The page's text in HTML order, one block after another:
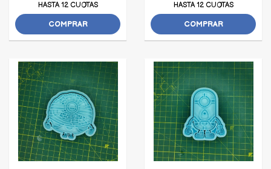
HASTA 12 CUOTAS
COMPRAR
HASTA 12 CUOTAS
COMPRAR